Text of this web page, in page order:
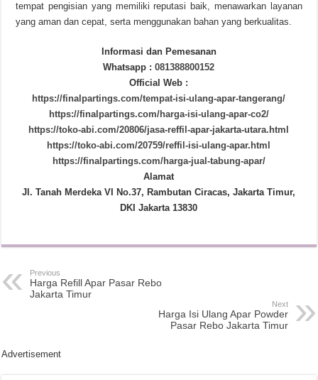
tempat pengisian yang memiliki reputasi baik, menawarkan layanan
yang aman dan cepat, serta menggunakan bahan yang berkualitas.
Informasi dan Pemesanan
Whatsapp :081388800152
Official Web :
https://finalpartings.com/tempat-isi-ulang-apar-tangerang/
https://finalpartings.com/harga-isi-ulang-apar-co2/
https://toko-abi.com/20806/jasa-reffil-apar-jakarta-utara.html
https://toko-abi.com/20759/reffil-isi-ulang-apar.html
https://finalpartings.com/harga-jual-tabung-apar/
Alamat
Jl. Tanah Merdeka VI No.37, Rambutan Ciracas, Jakarta Timur,
DKI Jakarta 13830
Previous
Harga Refill Apar Pasar Rebo
Jakarta Timur
Next
Harga Isi Ulang Apar Powder
Pasar Rebo Jakarta Timur
Advertisement